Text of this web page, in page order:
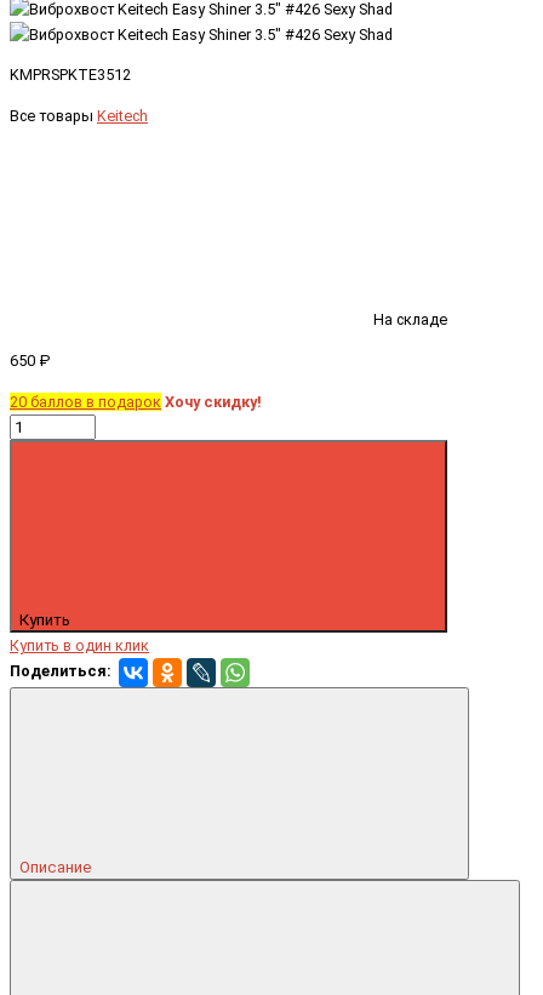
KMPRSPKTE3512
Все товары Keitech
На складе
650 ₽
20 баллов в подарок Хочу скидку!
Купить
Купить в один клик
Поделиться:
Описание